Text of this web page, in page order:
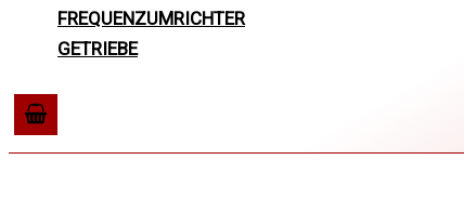
FREQUENZUMRICHTER
GETRIEBE